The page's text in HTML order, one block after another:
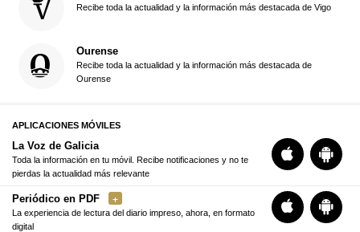
Recibe toda la actualidad y la información más destacada de Vigo
Ourense
Recibe toda la actualidad y la información más destacada de
Ourense
APLICACIONES MÓVILES
La Voz de Galicia
Toda la información en tu móvil. Recibe notificaciones y no te
pierdas la actualidad más relevante
Periódico en PDF
La experiencia de lectura del diario impreso, ahora, en formato
digital